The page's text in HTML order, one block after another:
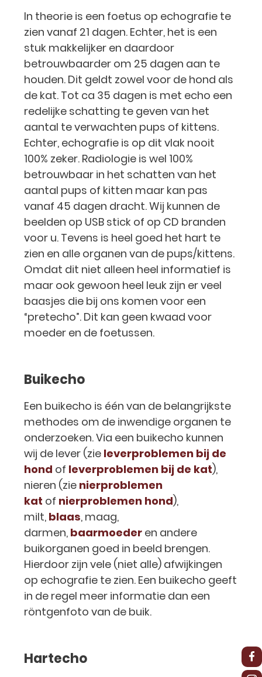
In theorie is een foetus op echografie te
zien vanaf 21 dagen. Echter, het is een
stuk makkelijker en daardoor
betrouwbaarder om 25 dagen aan te
houden. Dit geldt zowel voor de hond als
de kat. Tot ca 35 dagen is met echo een
redelijke schatting te geven van het
aantal te verwachten pups of kittens.
Echter, echografie is op dit vlak nooit
100% zeker. Radiologie is wel 100%
betrouwbaar in het schatten van het
aantal pups of kitten maar kan pas
vanaf 45 dagen dracht. Wij kunnen de
beelden op USB stick of op CD branden
voor u. Tevens is heel goed het hart te
zien en alle organen van de pups/kittens.
Omdat dit niet alleen heel informatief is
maar ook gewoon heel leuk zijn er veel
baasjes die bij ons komen voor een
“pretecho”. Dit kan geen kwaad voor
moeder en de foetussen.
Buikecho
Een buikecho is één van de belangrijkste
methodes om de inwendige organen te
onderzoeken. Via een buikecho kunnen
wij de lever (zie leverproblemen bij de
hond of leverproblemen bij de kat),
nieren (zie nierproblemen
kat of nierproblemen hond),
milt, blaas, maag,
darmen, baarmoeder en andere
buikorganen goed in beeld brengen.
Hierdoor zijn vele (niet alle) afwijkingen
op echografie te zien. Een buikecho geeft
in de regel meer informatie dan een
röntgenfoto van de buik.
Hartecho